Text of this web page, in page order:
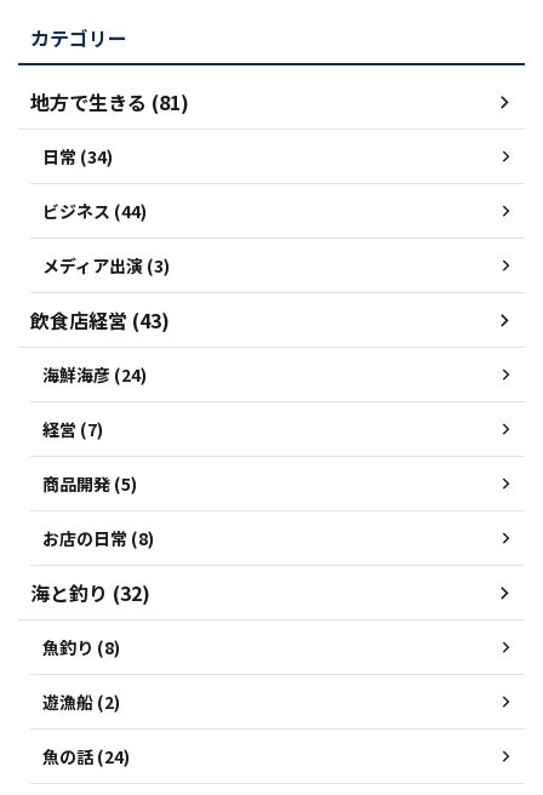
カテゴリー
地方で生きる (81)
日常 (34)
ビジネス (44)
メディア出演 (3)
飲食店経営 (43)
海鮮海彦 (24)
経営 (7)
商品開発 (5)
お店の日常 (8)
海と釣り (32)
魚釣り (8)
遊漁船 (2)
魚の話 (24)